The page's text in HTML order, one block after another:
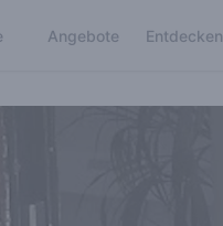
Angebote Entdecken